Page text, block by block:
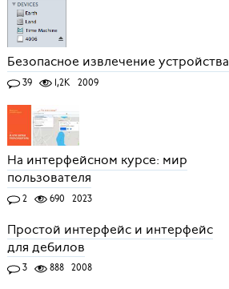
Безопасное извлечение устройства
39 1,2K 2009
На интерфейсном курсе: мир
пользователя
2 690 2023
Простой интерфейс и интерфейс
для дебилов
3 888 2008